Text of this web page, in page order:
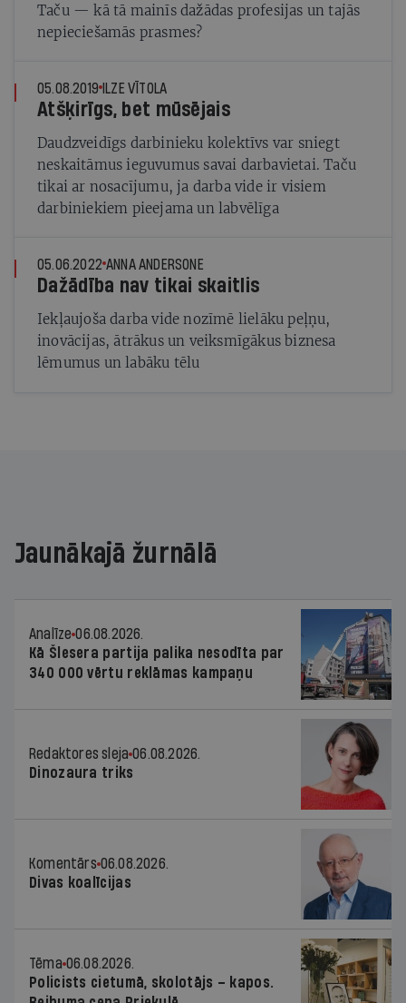
Taču — kā tā mainīs dažādas profesijas un tajās
nepieciešamās prasmes?
05.08.2019 ILZE VĪTOLA
Atšķirīgs, bet mūsējais
Daudzveidīgs darbinieku kolektīvs var sniegt
neskaitāmus ieguvumus savai darbavietai. Taču
tikai ar nosacījumu, ja darba vide ir visiem
darbiniekiem pieejama un labvēlīga
05.06.2022 ANNA ANDERSONE
Dažādība nav tikai skaitlis
Iekļaujoša darba vide nozīmē lielāku peļņu,
inovācijas, ātrākus un veiksmīgākus biznesa
lēmumus un labāku tēlu
Jaunākajā žurnālā
Analīze 06.08.2026.
Kā Šlesera partija palika nesodīta par
340 000 vērtu reklāmas kampaņu
Redaktores sleja 06.08.2026.
Dinozaura triks
Komentārs 06.08.2026.
Divas koalīcijas
Tēma 06.08.2026.
Policists cietumā, skolotājs – kapos.